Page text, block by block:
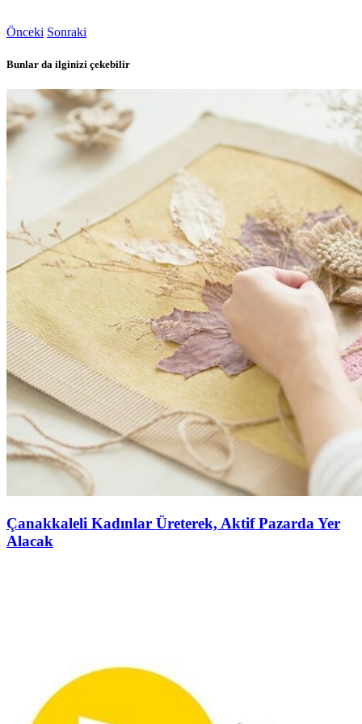
Önceki Sonraki
Bunlar da ilginizi çekebilir
Çanakkaleli Kadınlar Üreterek, Aktif Pazarda Yer
Alacak